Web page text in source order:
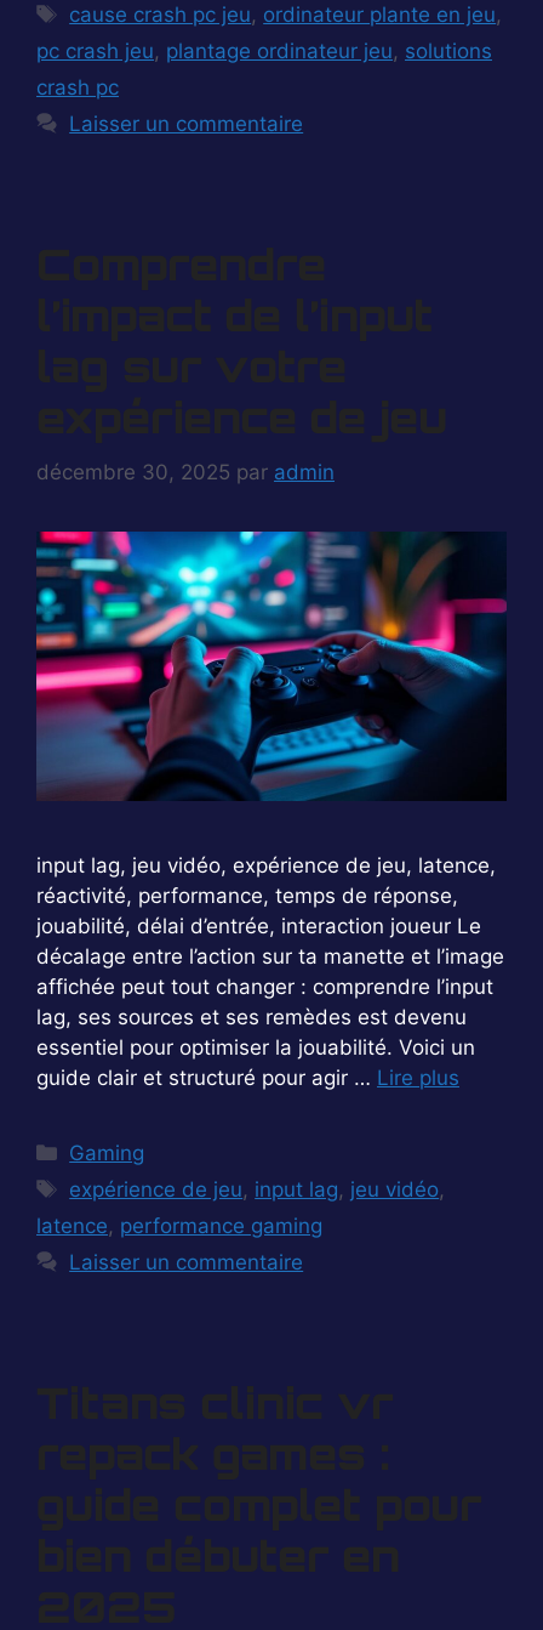
Étiquettes
cause crash pc jeu, ordinateur plante en jeu,
pc crash jeu, plantage ordinateur jeu, solutions
crash pc
Laisser un commentaire
Comprendre
l’impact de l’input
lag sur votre
expérience de jeu
décembre 30, 2025 par admin
input lag, jeu vidéo, expérience de jeu, latence,
réactivité, performance, temps de réponse,
jouabilité, délai d’entrée, interaction joueur Le
décalage entre l’action sur ta manette et l’image
affichée peut tout changer : comprendre l’input
lag, ses sources et ses remèdes est devenu
essentiel pour optimiser la jouabilité. Voici un
guide clair et structuré pour agir … Lire plus
Catégories
Gaming
Étiquettes
expérience de jeu, input lag, jeu vidéo,
latence, performance gaming
Laisser un commentaire
Titans clinic vr
repack games :
guide complet pour
bien débuter en
2025